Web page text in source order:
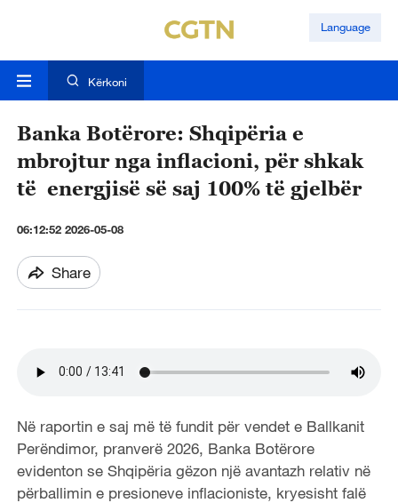
Language
Kërkoni
Banka Botërore: Shqipëria e
mbrojtur nga inflacioni, për shkak
të energjisë së saj 100% të gjelbër
06:12:52 2026-05-08
Share
Në raportin e saj më të fundit për vendet e Ballkanit
Perëndimor, pranverë 2026, Banka Botërore
evidenton se Shqipëria gëzon një avantazh relativ në
përballimin e presioneve inflacioniste, kryesisht falë